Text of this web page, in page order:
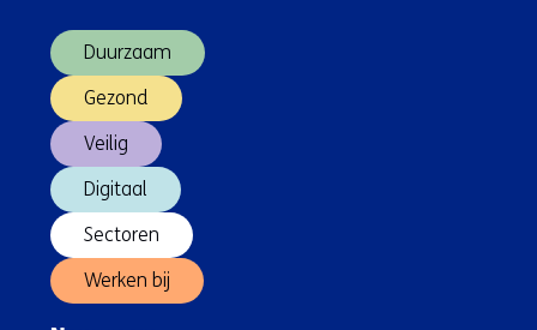
Duurzaam
Gezond
Veilig
Digitaal
Sectoren
Werken bij